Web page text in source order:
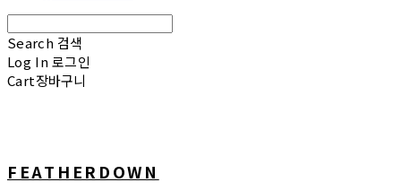
Search 검색
Log In 로그인
Cart장바구니
FEATHERDOWN